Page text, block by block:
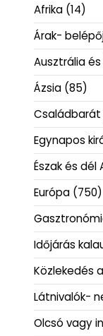
Afrika (14)
Árak-
Ausztrália
Ázsia (85)
Egynapos
Észak és dél
Európa (750)
Időjárás
Közlekedés
Látnivalók-
Olcsó vagy